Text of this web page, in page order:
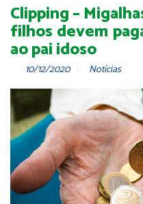
Clipping –
filhos devem
ao pai idoso
10/12/2020 Notícias